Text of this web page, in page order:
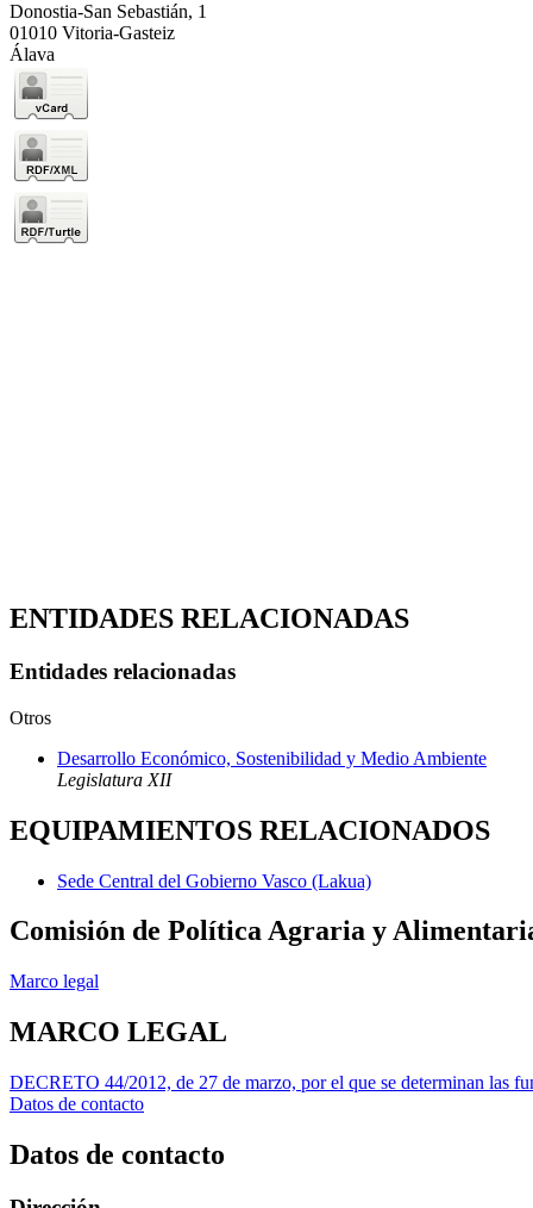
Donostia-San Sebastián, 1
01010 Vitoria-Gasteiz
Álava
ENTIDADES RELACIONADAS
Entidades relacionadas
Otros
Desarrollo Económico, Sostenibilidad y Medio Ambiente
Legislatura XII
EQUIPAMIENTOS RELACIONADOS
Sede Central del Gobierno Vasco (Lakua)
Comisión de Política Agraria y
Marco legal
MARCO LEGAL
DECRETO 44/2012, de 27 de marzo, por el que se determinan las
Datos de contacto
Datos de contacto